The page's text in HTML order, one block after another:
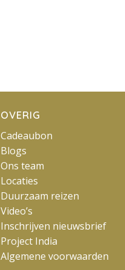
OVERIG
Cadeaubon
Blogs
Ons team
Locaties
Duurzaam reizen
Video’s
Inschrijven nieuwsbrief
Project India
Algemene voorwaarden